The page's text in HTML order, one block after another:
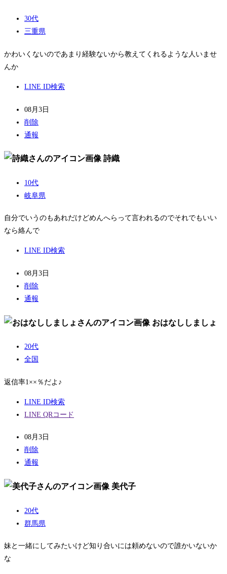
30代
三重県
かわいくないのであまり経験ないから教えてくれるような人いませ
んか
LINE ID検索
08月3日
削除
通報
詩織
10代
岐阜県
自分でいうのもあれだけどめんへらって言われるのでそれでもいい
なら絡んで
LINE ID検索
08月3日
削除
通報
おはなししましょ
20代
全国
返信率1××％だよ♪
LINE ID検索
LINE QRコード
08月3日
削除
通報
美代子
20代
群馬県
妹と一緒にしてみたいけど知り合いには頼めないので誰かいないか
な